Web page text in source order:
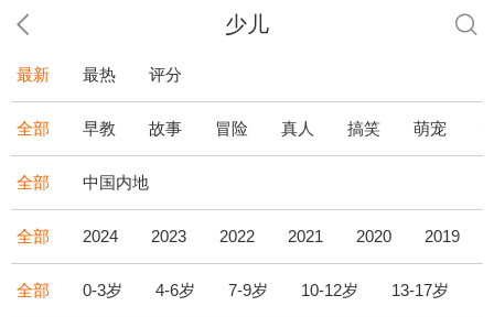
少儿
最新 最热 评分
全部 早教 故事 冒险 真人 搞笑 萌宠
全部 中国内地
全部 2024 2023 2022 2021 2020 2019
全部 0-3岁 4-6岁 7-9岁 10-12岁 13-17岁